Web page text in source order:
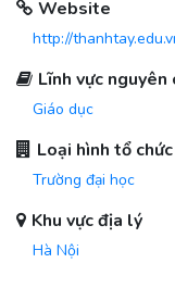
Website
http://
Lĩnh vực nguyên
Giáo dục
Loại hình tổ chức
Trường đại học
Khu vực địa lý
Hà Nội